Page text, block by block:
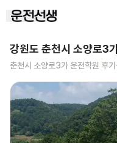
강원도 춘천시 소양로3
춘천시 소양로3가 운전학원 후